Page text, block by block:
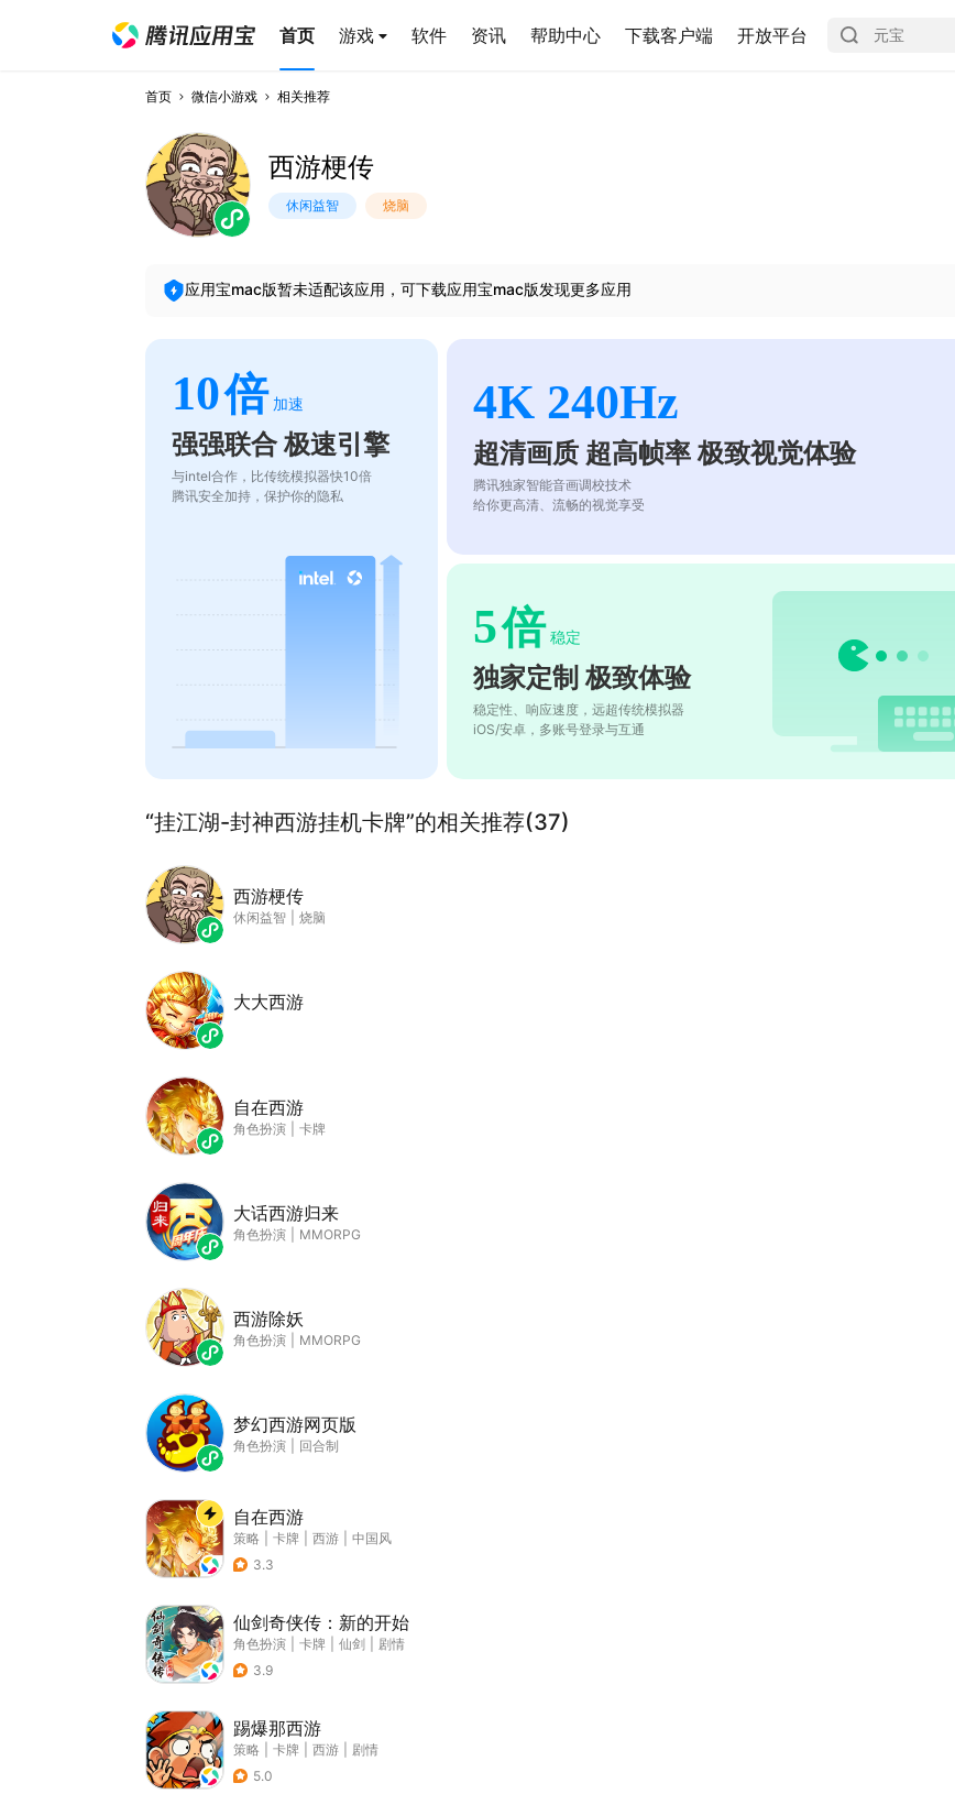
首页 游戏 软件 资讯 帮助中心 下载客户端 开放平台
首页 微信小游戏 相关推荐
西游梗传
休闲益智 烧脑
应用宝mac版暂未适配该应用，可下载应用宝mac版发现更多应用
10倍 加速
强强联合 极速引擎
与intel合作，比传统模拟器快10倍
腾讯安全加持，保护你的隐私
4K 240Hz
超清画质 超高帧率 极致视觉体验
腾讯独家智能音画调校技术
给你更高清、流畅的视觉享受
5倍 稳定
独家定制 极致体验
稳定性、响应速度，远超传统模拟器
iOS/安卓，多账号登录与互通
“挂江湖-封神西游挂机卡牌”的相关推荐(37)
西游梗传
休闲益智 烧脑
大大西游
自在西游
角色扮演 卡牌
大话西游归来
角色扮演 MMORPG
西游除妖
角色扮演 MMORPG
梦幻西游网页版
角色扮演 回合制
自在西游
策略 卡牌 西游
中国风
3.3
仙剑奇侠传：新的开始
角色扮演 卡牌 仙剑
剧情
3.9
踢爆那西游
策略 卡牌 西游
剧情
5.0